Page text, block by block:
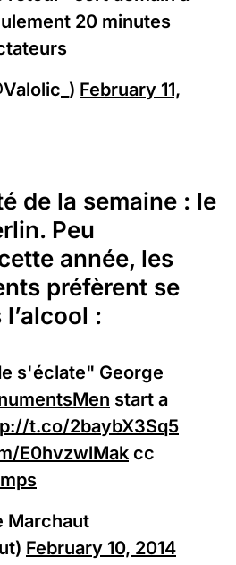
20 minutes
February 11,
de la semaine : le
Peu
année, les
préfèrent se
:
s'éclate" George
start a
t.co/2baybX3Sq5
E0hvzwlMak cc
Marchaut
February 10, 2014